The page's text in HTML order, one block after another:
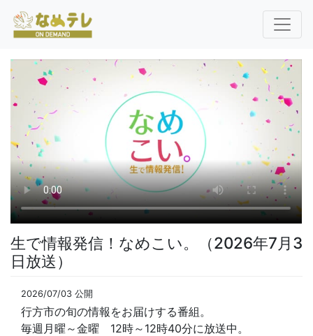
生で情報発信！なめこい。（2026年7月3
日放送）
2026/07/03 公開
行方市の旬の情報をお届けする番組。
毎週月曜～金曜 12時～12時40分に放送中。